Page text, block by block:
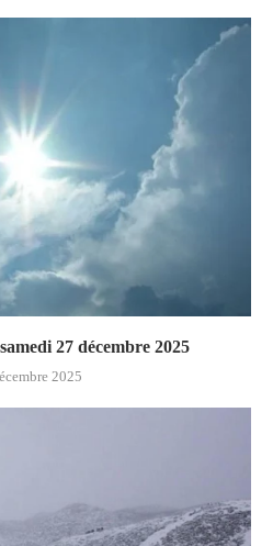
27 décembre 2025
2025